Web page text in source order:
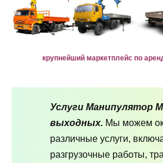
крупнейший маркетплейс по
Услуги Манипулятор
выходных. Мы можем
различные услуги,
разгрузочные работы,